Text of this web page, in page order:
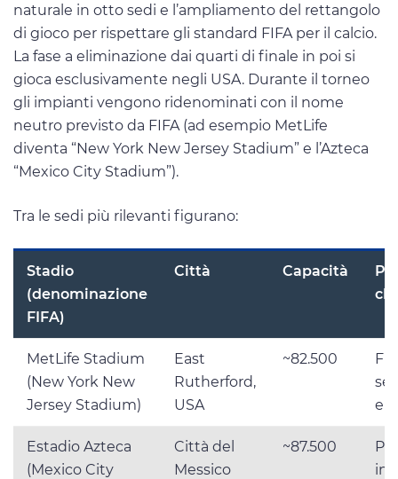
naturale in otto sedi e l’ampliamento del rettangolo
di gioco per rispettare gli standard FIFA per il calcio.
La fase a eliminazione dai quarti di finale in poi si
gioca esclusivamente negli USA. Durante il torneo
gli impianti vengono ridenominati con il nome
neutro previsto da FIFA (ad esempio MetLife
diventa “New York New Jersey Stadium” e l’Azteca
“Mexico City Stadium”).
Tra le sedi più rilevanti figurano:
Stadio
(denominazione
FIFA)
Città Capacità
MetLife Stadium
(New York New
Jersey Stadium)
East
Rutherford,
USA
~82.500
e
Estadio Azteca
(Mexico City
Città del
Messico
~87.500